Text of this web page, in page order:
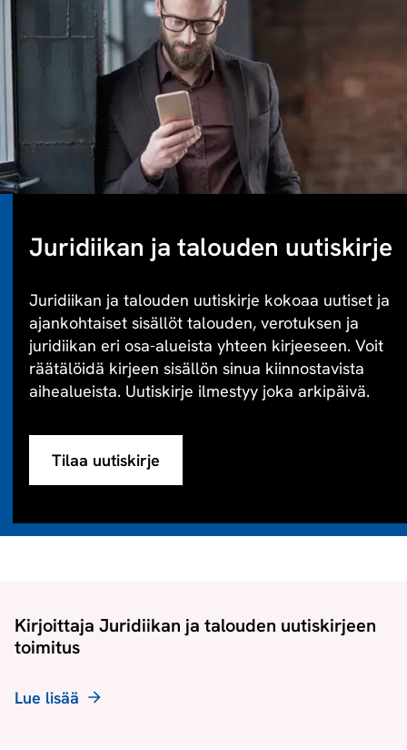
Juridiikan ja talouden uutiskirje
Juridiikan ja talouden uutiskirje kokoaa uutiset ja
ajankohtaiset sisällöt talouden, verotuksen ja
juridiikan eri osa-alueista yhteen kirjeeseen. Voit
räätälöidä kirjeen sisällön sinua kiinnostavista
aihealueista. Uutiskirje ilmestyy joka arkipäivä.
Tilaa uutiskirje
Kirjoittaja Juridiikan ja talouden uutiskirjeen
toimitus
Lue lisää